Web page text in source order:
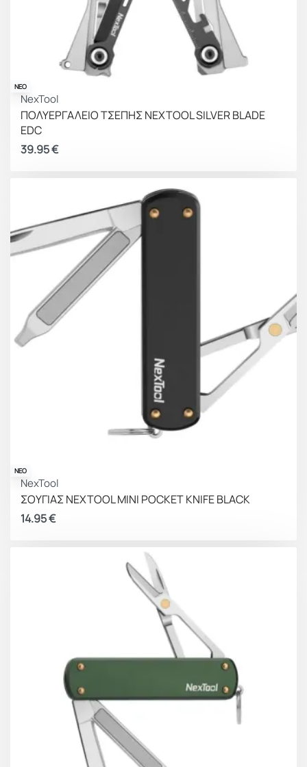
ΝΕΟ
NexTool
ΠΟΛΥΕΡΓΑΛΕΙΟ ΤΣΕΠΗΣ NEXTOOL SILVER BLADE
EDC
39.95€
ΝΕΟ
NexTool
ΣΟΥΓΙΑΣ NEXTOOL MINI POCKET KNIFE BLACK
14.95€